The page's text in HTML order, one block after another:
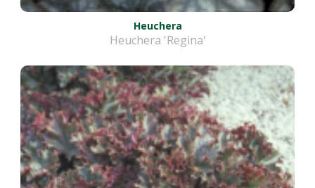
Heuchera
Heuchera 'Regina'